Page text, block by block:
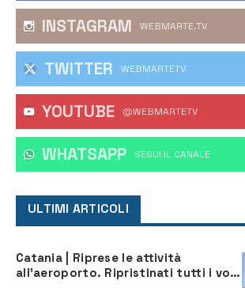
INSTAGRAM WEBMARTE.TV
TWITTER WEBMARTETV
YOUTUBE @WEBMARTETV
WHATSAPP ‎SEGUI IL CANALE
ULTIMI ARTICOLI
Catania | Riprese le attività
all’aeroporto. Ripristinati tutti i voli